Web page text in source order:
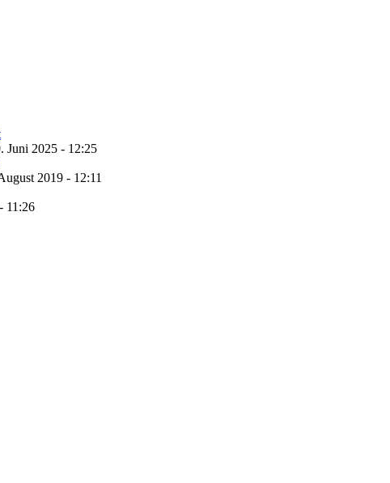
Juni 2025 - 12:25
2019 - 12:11
11:26